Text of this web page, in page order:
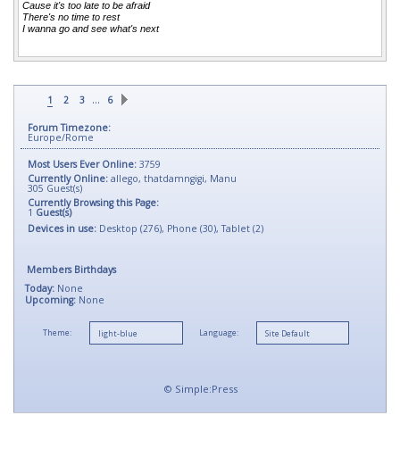
Cause it's too late to be afraid
There's no time to rest
I wanna go and see what's next
1 2 3 … 6
Forum Timezone:
Europe/Rome
Most Users Ever Online: 3759
Currently Online: allego, thatdamngigi, Manu
305 Guest(s)
Currently Browsing this Page:
1 Guest(s)
Devices in use: Desktop (276), Phone (30), Tablet (2)
Members Birthdays
Today: None
Upcoming: None
Theme: Language:
© Simple:Press